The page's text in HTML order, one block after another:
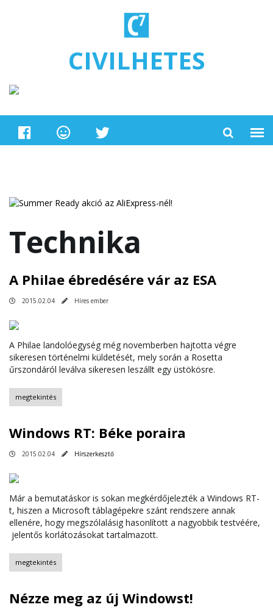
CIVILHETES
Technika
A Philae ébredésére vár az ESA
2015.02.04 Híres ember
A Philae landolóegység még novemberben hajtotta végre
sikeresen történelmi küldetését, mely során a Rosetta
űrszondáról leválva sikeresen leszállt egy üstökösre.
megtekintés
Windows RT: Béke poraira
2015.02.04 Hírszerkesztő
Már a bemutatáskor is sokan megkérdőjelezték a Windows RT-
t, hiszen a Microsoft táblagépekre szánt rendszere annak
ellenére, hogy megszólalásig hasonlított a nagyobbik testvéére,
jelentős korlátozásokat tartalmazott.
megtekintés
Nézze meg az új Windowst!